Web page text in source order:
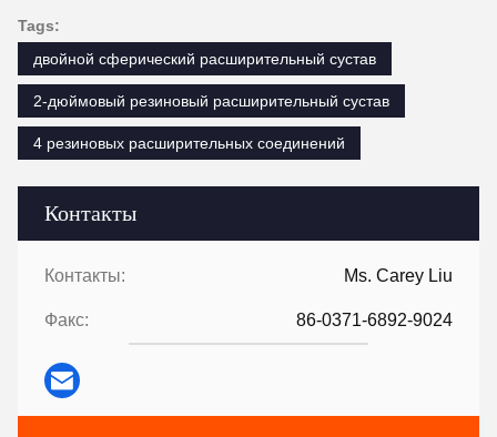
Контакты
Контакты: Ms. Carey Liu
Факс: 86-0371-6892-9024
Tags:
двойной сферический расширительный сустав
2-дюймовый резиновый расширительный сустав
4 резиновых расширительных соединений